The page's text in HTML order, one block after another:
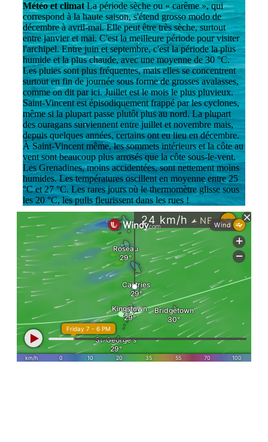
Météo et climat La période sèche ou « carême », qui
correspond à la haute saison, s'étend grosso modo de
décembre à avril-mai. Elle peut être très sèche, surtout
entre janvier et mai. C'est la meilleure période pour visiter
l'archipel. Entre juin et septembre, c'est la période la plus
humide et la plus chaude, avec une moyenne de 30 °C.
Les pluies sont plus fréquentes, mais elles se concentrent
surtout en fin de journée sous forme de grosses avalasses,
comme on dit par ici. Juillet est le mois le plus pluvieux.
Saint-Vincent est épisodiquement frappé par les cyclones,
même si la plupart passe plutôt plus au nord. La plupart
des ouragans surviennent entre juillet et novembre mais,
depuis quelques années, certains ont eu lieu en décembre.
À Saint-Vincent même, les sommets intérieurs et la côte au
vent sont beaucoup plus arrosés que la côte sous-le-vent.
Les Grenadines, moins accidentées, sont nettement moins
humides. Les températures oscillent en moyenne entre 25
°C et 27 °C. Les rares jours où le thermomètre glisse sous
les 20 °C, les pulls fleurissent dans les rues !